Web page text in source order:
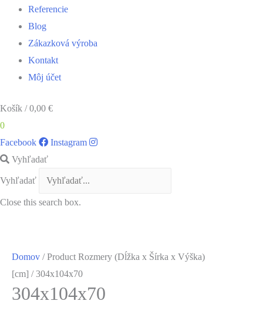
Referencie
Blog
Zákazková výroba
Kontakt
Môj účet
Košík /0,00 €
0
Facebook
Instagram
Vyhľadať
Vyhľadať
Close this search box.
Domov / Product Rozmery (Dĺžka x Šírka x Výška)
[cm] / 304x104x70
304x104x70